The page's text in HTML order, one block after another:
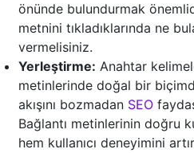
önünde bulundurmak
metnini tıkladıklarında ne
vermelisiniz.
Yerleştirme: Anahtar
metinlerinde doğal bir
akışını bozmadan SEO
Bağlantı metinlerinin doğru
hem kullanıcı deneyimini